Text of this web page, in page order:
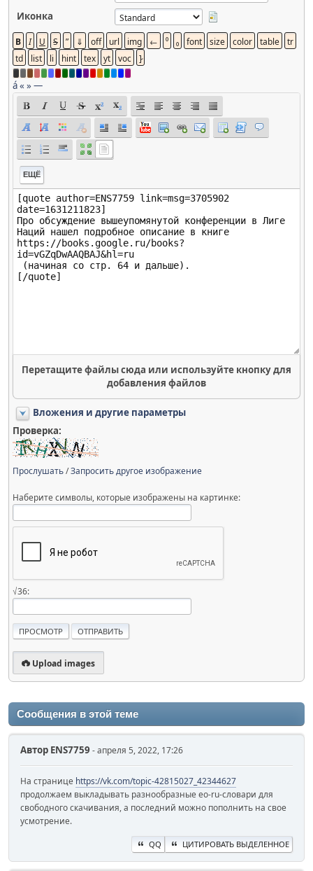
Иконка
á« »—
ЕЩЁ
Перетащите файлы сюда или используйте кнопку для
добавления файлов
Вложения и другие параметры
Проверка:
Прослушать/Запросить другое изображение
Наберите символы, которые изображены на картинке:
√36:
Upload images
Сообщения в этой теме
Автор ENS7759 - апреля 5, 2022, 17:26
На странице https://vk.com/topic-42815027_42344627
продолжаем выкладывать разнообразные eo-ru-словари для
свободного скачивания, а последний можно пополнить на свое
усмотрение.
QQ ЦИТИРОВАТЬ ВЫДЕЛЕННОЕ